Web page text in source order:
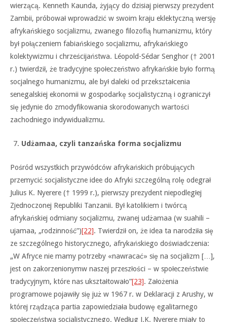
wierzącą. Kenneth Kaunda, żyjący do dzisiaj pierwszy prezydent
Zambii, próbował wprowadzić w swoim kraju eklektyczną wersję
afrykańskiego socjalizmu, zwanego filozofią humanizmu, który
był połączeniem fabiańskiego socjalizmu, afrykańskiego
kolektywizmu i chrześcijaństwa. Léopold-Sédar Senghor († 2001
r.) twierdził, że tradycyjne społeczeństwo afrykańskie było formą
socjalnego humanizmu, ale był daleki od przekształcenia
senegalskiej ekonomii w gospodarkę socjalistyczną i ograniczył
się jedynie do zmodyfikowania skorodowanych wartości
zachodniego indywidualizmu.
Udżamaa, czyli tanzańska forma socjalizmu
Pośród wszystkich przywódców afrykańskich próbujących
przemycić socjalistyczne idee do Afryki szczególną rolę odegrał
Julius K. Nyerere († 1999 r.), pierwszy prezydent niepodległej
Zjednoczonej Republiki Tanzanii. Był katolikiem i twórcą
afrykańskiej odmiany socjalizmu, zwanej udżamaa (w suahili –
ujamaa, „rodzinność”)[22]. Twierdził on, że idea ta narodziła się
ze szczególnego historycznego, afrykańskiego doświadczenia:
„W Afryce nie mamy potrzeby «nawracać» się na socjalizm […],
jest on zakorzenionymw naszej przeszłości – w społeczeństwie
tradycyjnym, które nas ukształtowało”[23]. Założenia
programowe pojawiły się już w 1967 r. w Deklaracji z Arushy, w
której rządząca partia zapowiedziała budowę egalitarnego
społeczeństwa socjalistycznego. Według J.K. Nyerere miały to